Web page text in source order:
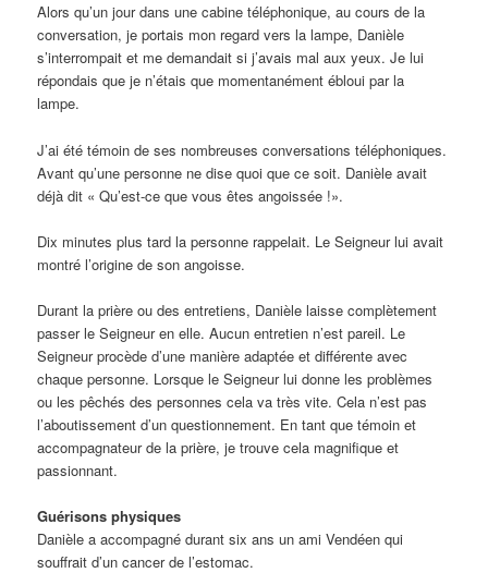
Alors qu’un jour dans une cabine téléphonique, au cours de la
conversation, je portais mon regard vers la lampe, Danièle
s’interrompait et me demandait si j’avais mal aux yeux. Je lui
répondais que je n’étais que momentanément ébloui par la
lampe.
J’ai été témoin de ses nombreuses conversations téléphoniques.
Avant qu’une personne ne dise quoi que ce soit. Danièle avait
déjà dit « Qu’est-ce que vous êtes angoissée !».
Dix minutes plus tard la personne rappelait. Le Seigneur lui avait
montré l’origine de son angoisse.
Durant la prière ou des entretiens, Danièle laisse complètement
passer le Seigneur en elle. Aucun entretien n’est pareil. Le
Seigneur procède d’une manière adaptée et différente avec
chaque personne. Lorsque le Seigneur lui donne les problèmes
ou les pêchés des personnes cela va très vite. Cela n’est pas
l’aboutissement d’un questionnement. En tant que témoin et
accompagnateur de la prière, je trouve cela magnifique et
passionnant.
Guérisons physiques
Danièle a accompagné durant six ans un ami Vendéen qui
souffrait d’un cancer de l’estomac.